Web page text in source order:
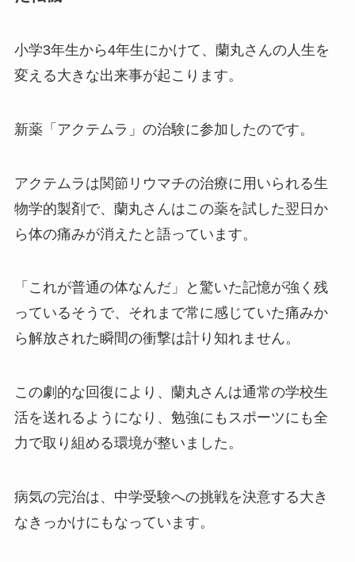
小学3年生から4年生にかけて、蘭丸さんの人生を
変える大きな出来事が起こります。
新薬「アクテムラ」の治験に参加したのです。
アクテムラは関節リウマチの治療に用いられる生
物学的製剤で、蘭丸さんはこの薬を試した翌日か
ら体の痛みが消えたと語っています。
「これが普通の体なんだ」と驚いた記憶が強く残
っているそうで、それまで常に感じていた痛みか
ら解放された瞬間の衝撃は計り知れません。
この劇的な回復により、蘭丸さんは通常の学校生
活を送れるようになり、勉強にもスポーツにも全
力で取り組める環境が整いました。
病気の完治は、中学受験への挑戦を決意する大き
なきっかけにもなっています。